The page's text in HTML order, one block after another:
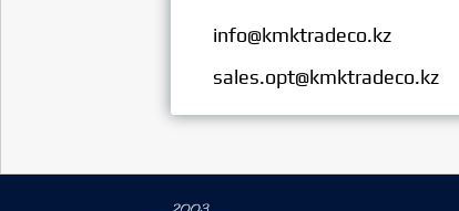
info@kmktradeco.kz
sales.opt@kmktradeco.kz